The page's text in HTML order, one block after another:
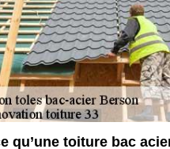
qu’une toiture bac